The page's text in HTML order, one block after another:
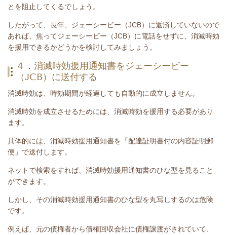
とを阻止してくるでしょう。
したがって、長年、 ジェーシービー（JCB） に返済していないので
あれば、焦ってジェーシービー（JCB） に電話をせずに、消滅時効
を援用できるかどうかを検討してみましょう。
４．消滅時効援用通知書をジェーシービー
（JCB）に送付する
消滅時効は、時効期間が経過しても自動的に成立しません。
消滅時効を成立させるためには、消滅時効を援用する必要があり
ます。
具体的には、消滅時効援用通知書を「配達証明書付の内容証明郵
便」で送付します。
ネットで検索をすれば、消滅時効援用通知書のひな型を見ること
ができます。
しかし、その消滅時効援用通知書のひな型を丸写しするのは危険
です。
例えば、元の債権者から債権回収会社に債権譲渡がされていて、